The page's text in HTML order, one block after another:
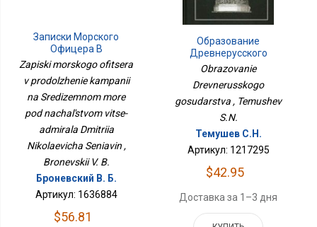
Записки Морского
Офицера В
Продолжение Кампании
На Средиземном Море
Под Начальством Вице-
Адмирала Дмитрия
Николаевича Сенявин
Zapiski morskogo ofitsera
v prodolzhenie kampanii
na Sredizemnom more
pod nachal'stvom vitse-
admirala Dmitriia
Nikolaevicha Seniavin ,
Bronevskii V. B.
Броневский В. Б.
Артикул: 1636884
$56.81
Образование
Древнерусского
Государства
Obrazovanie
Drevnerusskogo
gosudarstva , Temushev
S.N.
Темушев С.Н.
Артикул: 1217295
$42.95
Доставка за 1–3 дня